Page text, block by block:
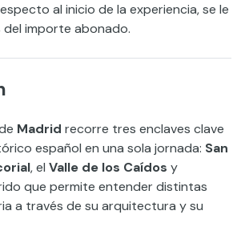
al inicio de la experiencia, se le
del importe abonado.
Madrid recorre tres enclaves clave
español en una sola jornada: San
, el Valle de los Caídos y
que permite entender distintas
a través de su arquitectura y su